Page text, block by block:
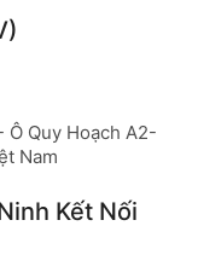
Ô Quy Hoạch A2-
Nam
Kết Nối